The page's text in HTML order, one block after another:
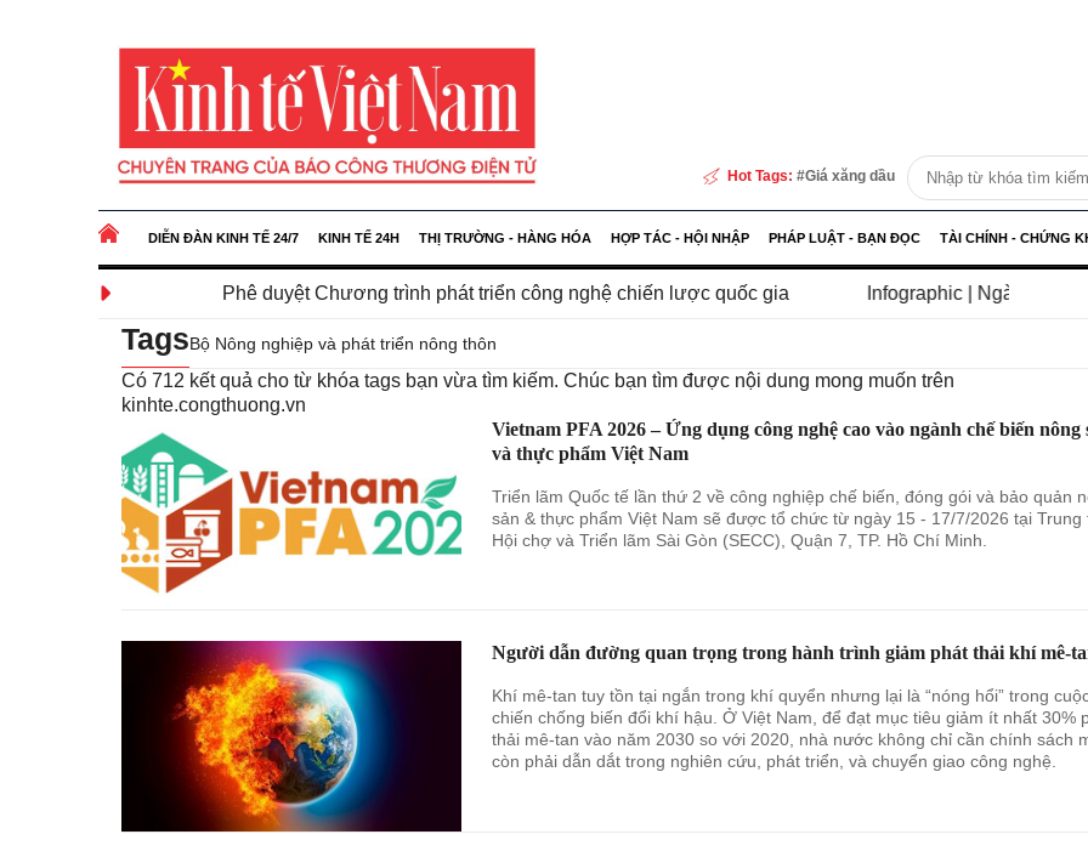
Hot Tags: Giá xăng dầu
DIỄN ĐÀN KINH TẾ 24/7 KINH TẾ 24H THỊ TRƯỜNG - HÀNG HÓA HỢP TÁC - HỘI NHẬP PHÁP LUẬT - BẠN ĐỌC TÀI CHÍNH - CHỨNG
Phê duyệt Chương trình phát triển công nghệ chiến lược quốc gia Infographic | Ngày An ninh mạng Việt
TagsBộ Nông nghiệp và phát triển nông thôn
Có 712 kết quả cho từ khóa tags bạn vừa tìm kiếm. Chúc bạn tìm được nội dung mong muốn trên
kinhte.congthuong.vn
Vietnam PFA 2026 – Ứng dụng công nghệ cao vào ngành chế biến nông
và thực phẩm Việt Nam
Triển lãm Quốc tế lần thứ 2 về công nghiệp chế biến, đóng gói và bảo quản
sản & thực phẩm Việt Nam sẽ được tổ chức từ ngày 15 - 17/7/2026 tại Trung
Hội chợ và Triển lãm Sài Gòn (SECC), Quận 7, TP. Hồ Chí Minh.
Người dẫn đường quan trọng trong hành trình giảm phát thải khí mê-
Khí mê-tan tuy tồn tại ngắn trong khí quyển nhưng lại là “nóng hổi” trong
chiến chống biến đổi khí hậu. Ở Việt Nam, để đạt mục tiêu giảm ít nhất 30%
thải mê-tan vào năm 2030 so với 2020, nhà nước không chỉ cần chính sách
còn phải dẫn dắt trong nghiên cứu, phát triển, và chuyển giao công nghệ.